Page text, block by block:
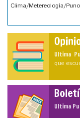
Clima/Metereología/
Ultima
que
Ultima